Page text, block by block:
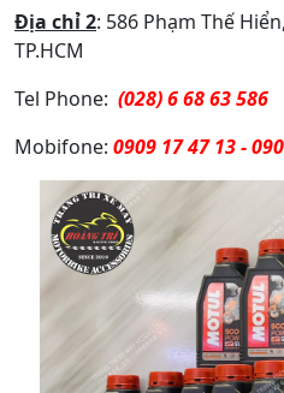
Địa chỉ 2: 586 Phạm Thế
TP.HCM
Tel Phone: (028) 6 68 63 586
Mobifone: 0909 17 47 13 -